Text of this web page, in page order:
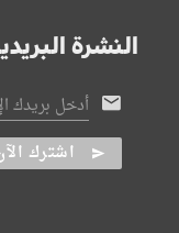
النشرة
أدخل بريدك
اشترك